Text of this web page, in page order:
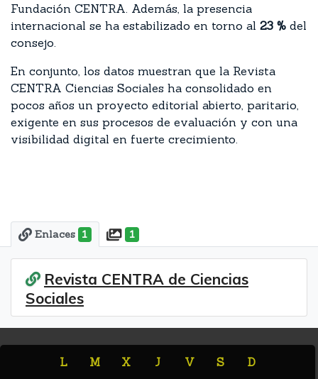
Fundación CENTRA. Además, la presencia
internacional se ha estabilizado en torno al 23 % del
consejo.
En conjunto, los datos muestran que la Revista
CENTRA Ciencias Sociales ha consolidado en
pocos años un proyecto editorial abierto, paritario,
exigente en sus procesos de evaluación y con una
visibilidad digital en fuerte crecimiento.
Enlaces 1 1
Revista CENTRA de Ciencias
Sociales
L M X J V S D